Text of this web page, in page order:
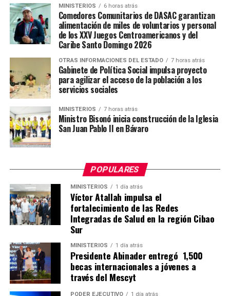
MINISTERIOS 6 horas atrás
Comedores Comunitarios de DASAC garantizan
alimentación de miles de voluntarios y personal
de los XXV Juegos Centroamericanos y del
Caribe Santo Domingo 2026
OTRAS INFORMACIONES DEL ESTADO 7 horas atrás
Gabinete de Política Social impulsa proyecto
para agilizar el acceso de la población a los
servicios sociales
MINISTERIOS 7 horas atrás
Ministro Bisonó inicia construcción de la Iglesia
San Juan Pablo II en Bávaro
POPULARES
MINISTERIOS 1 día atrás
Víctor Atallah impulsa el
fortalecimiento de las Redes
Integradas de Salud en la región Cibao
Sur
MINISTERIOS 1 día atrás
Presidente Abinader entregó 1,500
becas internacionales a jóvenes a
través del Mescyt
PODER EJECUTIVO 1 día atrás